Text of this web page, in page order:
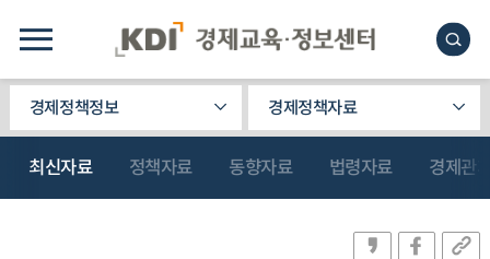
경제정책정보 경제정책자료
최신자료 정책자료 동향자료 법령자료 경제관